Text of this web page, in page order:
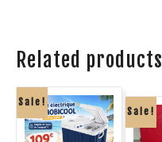
Related products
Sale!
Sale!